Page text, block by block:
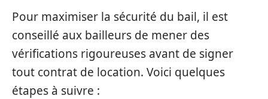
Pour maximiser la sécurité du bail, il est
conseillé aux bailleurs de mener des
vérifications rigoureuses avant de signer
tout contrat de location. Voici quelques
étapes à suivre :